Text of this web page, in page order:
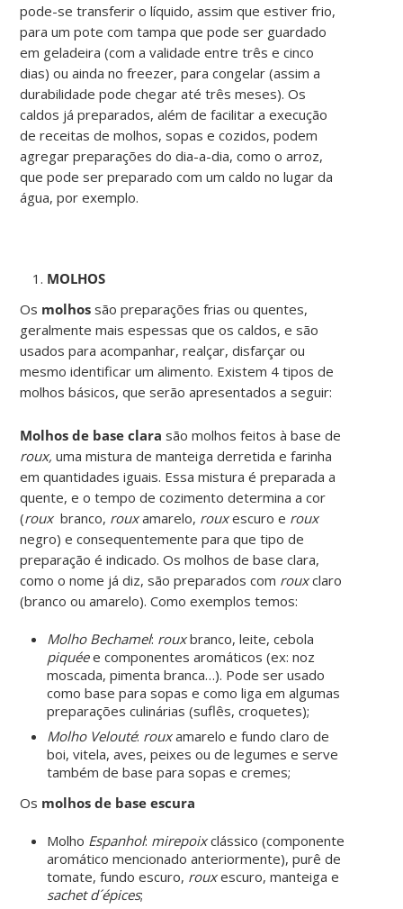
pode-se transferir o líquido, assim que estiver frio,
para um pote com tampa que pode ser guardado
em geladeira (com a validade entre três e cinco
dias) ou ainda no freezer, para congelar (assim a
durabilidade pode chegar até três meses). Os
caldos já preparados, além de facilitar a execução
de receitas de molhos, sopas e cozidos, podem
agregar preparações do dia-a-dia, como o arroz,
que pode ser preparado com um caldo no lugar da
água, por exemplo.
MOLHOS
Os molhossão preparações frias ou quentes,
geralmente mais espessas que os caldos, e são
usados para acompanhar, realçar, disfarçar ou
mesmo identificar um alimento. Existem 4 tipos de
molhos básicos, que serão apresentados a seguir:
Molhos de base clarasão molhos feitos à base de
roux,uma mistura de manteiga derretida e farinha
em quantidades iguais. Essa mistura é preparada a
quente, e o tempo de cozimento determina a cor
(roux branco, rouxamarelo, rouxescuro e roux
negro) e consequentemente para que tipo de
preparação é indicado. Os molhos de base clara,
como o nome já diz, são preparados com rouxclaro
(branco ou amarelo). Como exemplos temos:
Molho Bechamel: rouxbranco, leite, cebola
piquéee componentes aromáticos (ex: noz
moscada, pimenta branca…). Pode ser usado
como base para sopas e como liga em algumas
preparações culinárias (suflês, croquetes);
Molho Velouté: rouxamarelo e fundo claro de
boi, vitela, aves, peixes ou de legumes e serve
também de base para sopas e cremes;
Os molhos de base escura
Molho Espanhol: mirepoixclássico (componente
aromático mencionado anteriormente), purê de
tomate, fundo escuro, rouxescuro, manteiga e
sachet d´épices;